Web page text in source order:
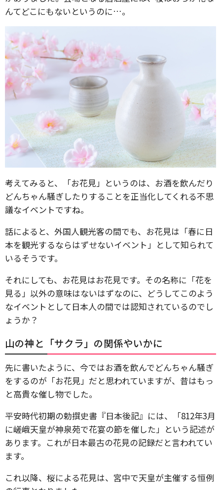
んてどこにもないというのに…。
考えてみると、「お花見」というのは、お酒を飲んだり
どんちゃん騒ぎしたりすることを正当化してくれる不思
議なイベントですね。
話によると、外国人観光客の間でも、お花見は「春に日
本を観光するならはずせないイベント」として知られて
いるそうです。
それにしても、お花見はお花見です。その名称に「花を
見る」以外の意味はないはずなのに、どうしてこのよう
なイベントとして日本人の間では認知されているのでし
ょうか？
山の神と「サクラ」の関係やいかに
先に書いたように、今ではお酒を飲んでどんちゃん騒ぎ
をするのが「お花見」だと思われていますが、昔はもっ
と高貴な催し物でした。
平安時代初期の勅撰史書『日本後記』には、「812年3月
に嵯峨天皇が神泉苑で花宴の節を催した」という記述が
あります。これが日本最古の花見の記録だと言われてい
ます。
これ以降、桜による花見は、宮中で天皇が主催する恒例